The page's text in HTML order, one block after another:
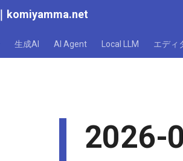
komiyamma.net
生成AI AI Agent Local LLM エディ
2026-